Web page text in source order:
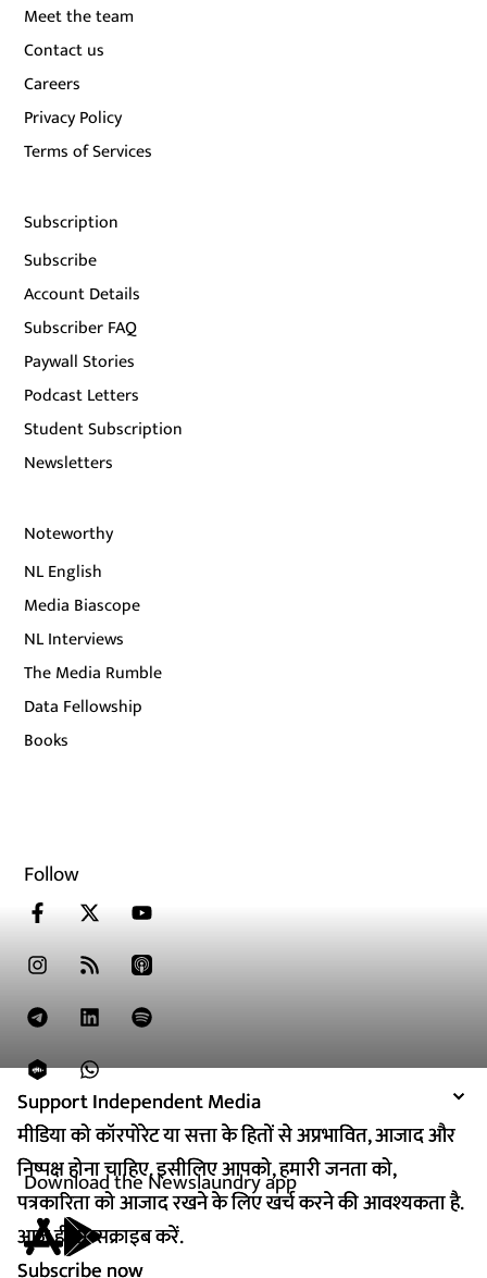
Support Independent Media
मीडिया को कॉरपोरेट या सत्ता के हितों से अप्रभावित, आजाद और
निष्पक्ष होना चाहिए. इसीलिए आपको, हमारी जनता को,
पत्रकारिता को आजाद रखने के लिए खर्च करने की आवश्यकता है.
आज ही सब्सक्राइब करें.
Subscribe now
Support Independent Media
मीडिया को कॉरपोरेट या सत्ता के हितों से अप्रभावित, आजाद और
निष्पक्ष होना चाहिए. इसीलिए आपको, हमारी जनता को,
पत्रकारिता को आजाद रखने के लिए खर्च करने की आवश्यकता है.
आज ही सब्सक्राइब करें.
Subscribe now
Meet the team
Contact us
Careers
Privacy Policy
Terms of Services
Subscription
Subscribe
Account Details
Subscriber FAQ
Paywall Stories
Podcast Letters
Student Subscription
Newsletters
Noteworthy
NL English
Media Biascope
NL Interviews
The Media Rumble
Data Fellowship
Books
Follow
Download the Newslaundry app